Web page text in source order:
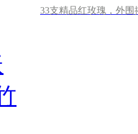
33支精品红玫瑰，外